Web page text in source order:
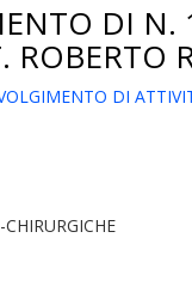
DI
ROBERTO
DI